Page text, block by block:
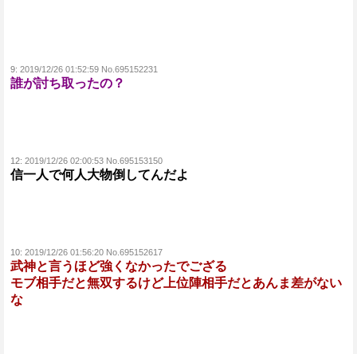
9: 2019/12/26 01:52:59 No.695152231
誰が討ち取ったの？
12: 2019/12/26 02:00:53 No.695153150
信一人で何人大物倒してんだよ
10: 2019/12/26 01:56:20 No.695152617
武神と言うほど強くなかったでござる
モブ相手だと無双するけど上位陣相手だとあんま差がない
な